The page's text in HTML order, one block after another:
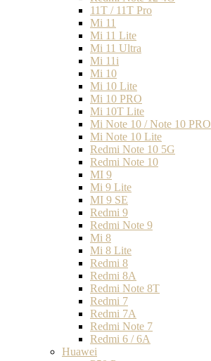
11T / 11T Pro
Mi 11
Mi 11 Lite
Mi 11 Ultra
Mi 11i
Mi 10
Mi 10 Lite
Mi 10 PRO
Mi 10T Lite
Mi Note 10 / Note 10 PRO
Mi Note 10 Lite
Redmi Note 10 5G
Redmi Note 10
MI 9
Mi 9 Lite
MI 9 SE
Redmi 9
Redmi Note 9
Mi 8
Mi 8 Lite
Redmi 8
Redmi 8A
Redmi Note 8T
Redmi 7
Redmi 7A
Redmi Note 7
Redmi 6 / 6A
Huawei